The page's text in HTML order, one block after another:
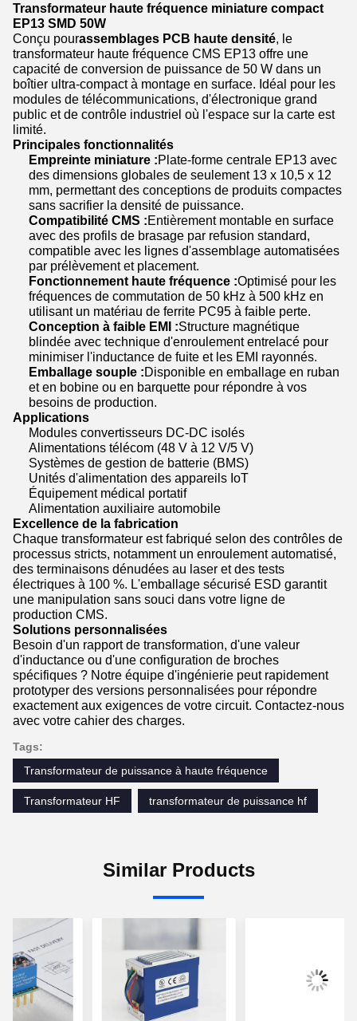
Transformateur haute fréquence miniature compact
EP13 SMD 50W
Conçu pourassemblages PCB haute densité, le
transformateur haute fréquence CMS EP13 offre une
capacité de conversion de puissance de 50 W dans un
boîtier ultra-compact à montage en surface. Idéal pour les
modules de télécommunications, d'électronique grand
public et de contrôle industriel où l'espace sur la carte est
limité.
Principales fonctionnalités
Empreinte miniature :Plate-forme centrale EP13 avec
des dimensions globales de seulement 13 x 10,5 x 12
mm, permettant des conceptions de produits compactes
sans sacrifier la densité de puissance.
Compatibilité CMS :Entièrement montable en surface
avec des profils de brasage par refusion standard,
compatible avec les lignes d'assemblage automatisées
par prélèvement et placement.
Fonctionnement haute fréquence :Optimisé pour les
fréquences de commutation de 50 kHz à 500 kHz en
utilisant un matériau de ferrite PC95 à faible perte.
Conception à faible EMI :Structure magnétique
blindée avec technique d'enroulement entrelacé pour
minimiser l'inductance de fuite et les EMI rayonnés.
Emballage souple :Disponible en emballage en ruban
et en bobine ou en barquette pour répondre à vos
besoins de production.
Applications
Modules convertisseurs DC-DC isolés
Alimentations télécom (48 V à 12 V/5 V)
Systèmes de gestion de batterie (BMS)
Unités d'alimentation des appareils IoT
Équipement médical portatif
Alimentation auxiliaire automobile
Excellence de la fabrication
Chaque transformateur est fabriqué selon des contrôles de
processus stricts, notamment un enroulement automatisé,
des terminaisons dénudées au laser et des tests
électriques à 100 %. L'emballage sécurisé ESD garantit
une manipulation sans souci dans votre ligne de
production CMS.
Solutions personnalisées
Besoin d'un rapport de transformation, d'une valeur
d'inductance ou d'une configuration de broches
spécifiques ? Notre équipe d'ingénierie peut rapidement
prototyper des versions personnalisées pour répondre
exactement aux exigences de votre circuit. Contactez-nous
avec votre cahier des charges.
Tags:
Transformateur de puissance à haute fréquence
Transformateur HF transformateur de puissance hf
Similar Products